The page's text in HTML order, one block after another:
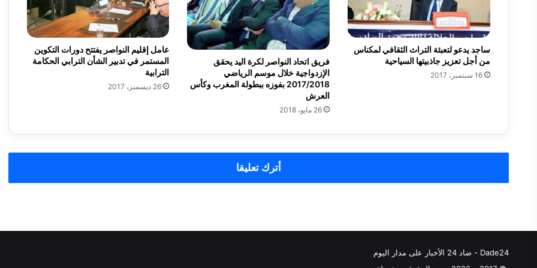
ي
ر
ش
ت
ي
ج
و
ر
ت
ج
ا
و
ز
ل
ز
ا
ئ
ساجد يدعو لتعبئة التراث الثقافي لمكناس
من أجل تعزيز جاذبيتها السياحية
16 سبتمبر، 2017
فريق اتحاد النواصر لكرة اليد يحقق
الإزدواجية خلال موسم الرياضي
2017/2018 بفوزه ببطولة المغرب وكأس
العرش
26 مايو، 2018
عامل إقليم النواصر يفتتح دورات التكوين
المستمر في تدبير الشأن الترابي الحكامة
الترابية
26 ديسمبر، 2017
أترك تعليقا
Dade24 - ضاد 24 الأخبار على مدار اليوم